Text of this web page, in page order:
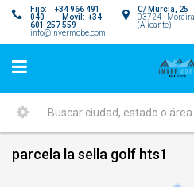
C/ Murcia, 25
03724 - Moraira
(Alicante)
Fijo: +34 966 491
040 Movil: +34
601 257 559
info@invermobe.com
parcela la sella golf hts1